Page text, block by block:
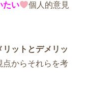
たい
個人的意見
リットとデメリッ
点からそれらを考